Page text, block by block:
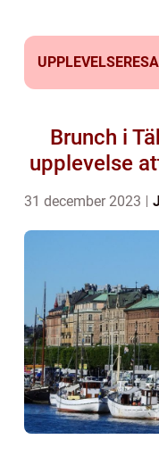
Brunch i
upplevelse
31 december 2023